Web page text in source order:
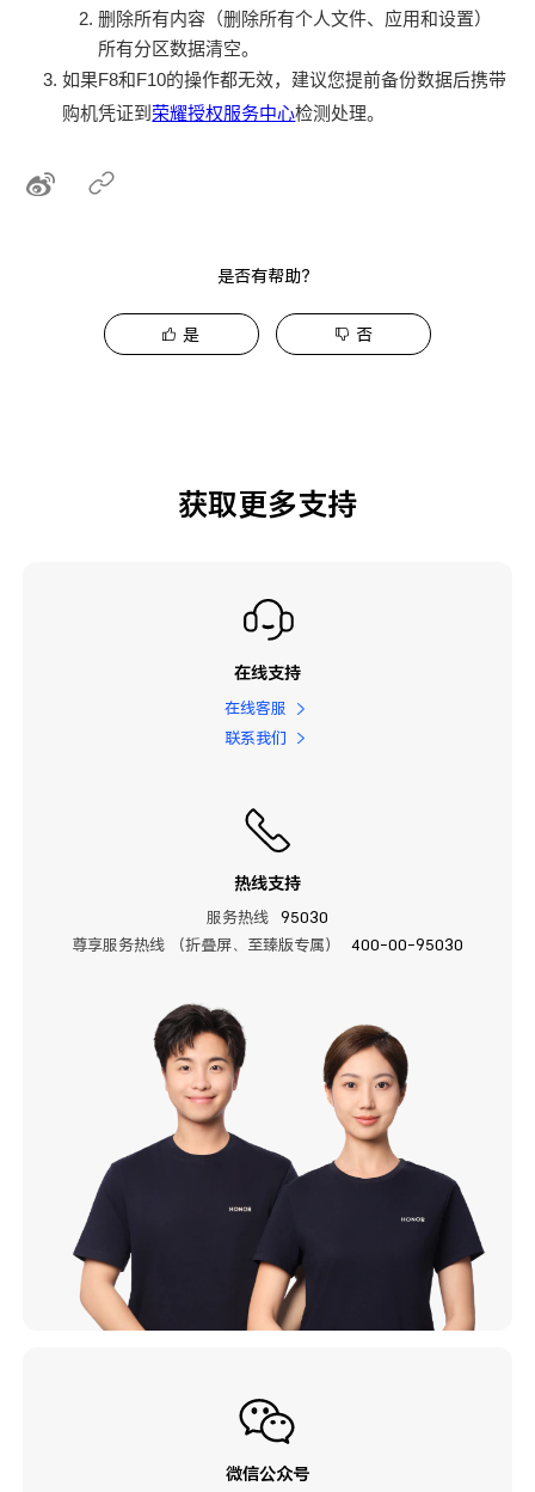
删除所有内容（删除所有个人文件、应用和设置）
所有分区数据清空。
如果F8和F10的操作都无效，建议您提前备份数据后携带
购机凭证到荣耀授权服务中心检测处理。
是否有帮助？
是 否
获取更多支持
在线支持
在线客服
联系我们
热线支持
服务热线
95030
尊享服务热线 （折叠屏、至臻版专属）
400-00-95030
微信公众号